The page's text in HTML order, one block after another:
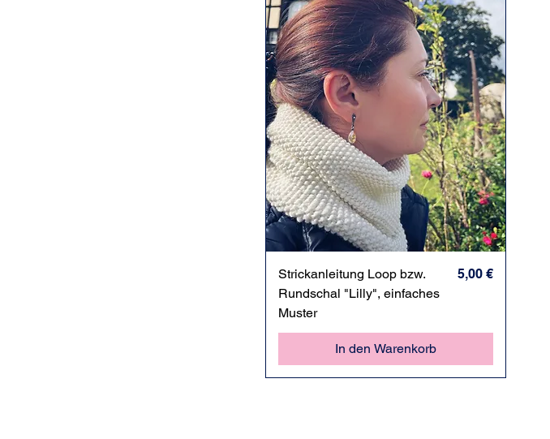
Schnellansicht
Strickanleitung Loop bzw.
Rundschal "Lilly", einfaches
Muster
Preis
5,00 €
In den Warenkorb